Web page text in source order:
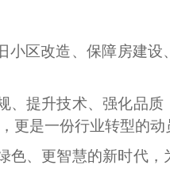
区改造、保障房建
、提升技术、强化品
更是一份行业转型的动
、更智慧的新时代